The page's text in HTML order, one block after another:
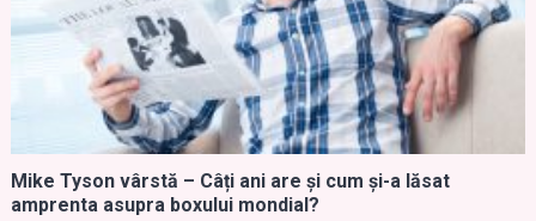
Mike Tyson vârstă – Câți ani are și cum și-a lăsat
amprenta asupra boxului mondial?